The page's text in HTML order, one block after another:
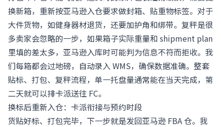
换新箱，重新按亚马逊入仓要求做封箱、贴重物标签。对于
大件货物，如健身器材退货，还要加护角和绑带。复秤是很
多卖家会忽略的一步，如果箱子实际重量和 shipment plan
里填的差太多，亚马逊入库时可能判为信息不符而拒收。我
们每箱都会过地磅，自动录入 WMS，确保数据准确。整套
贴标、打包、复秤流程，单一托盘量通常能在当天完成，第
二天就可以排卡派送往 FC。
换标后重新入仓：卡派衔接与预约时段
货贴好标、打包完毕，下一步就是发回亚马逊 FBA 仓。我